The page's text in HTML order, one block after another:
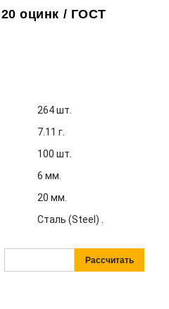
оцинк / ГОСТ
264 шт.
7.11 г.
100 шт.
6 мм.
20 мм.
Сталь (Steel) .
Рассчитать